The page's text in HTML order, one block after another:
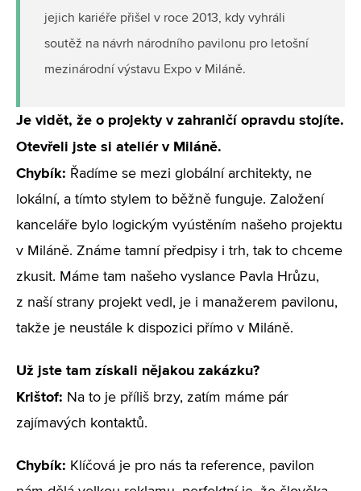
jejich kariéře přišel v roce 2013, kdy vyhráli
soutěž na návrh národního pavilonu pro letošní
mezinárodní výstavu Expo v Miláně.
Je vidět, že o projekty v zahraničí opravdu stojíte.
Otevřeli jste si ateliér v Miláně.
Chybík: Řadíme se mezi globální architekty, ne
lokální, a tímto stylem to běžně funguje. Založení
kanceláře bylo logickým vyústěním našeho projektu
v Miláně. Známe tamní předpisy i trh, tak to chceme
zkusit. Máme tam našeho vyslance Pavla Hrůzu,
z naší strany projekt vedl, je i manažerem pavilonu,
takže je neustále k dispozici přímo v Miláně.
Už jste tam získali nějakou zakázku?
Krištof: Na to je příliš brzy, zatím máme pár
zajímavých kontaktů.
Chybík: Klíčová je pro nás ta reference, pavilon